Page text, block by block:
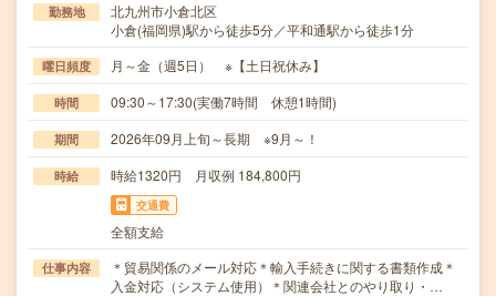
勤務地
北九州市小倉北区
小倉(福岡県)駅から徒歩5分／平和通駅から徒歩1分
曜日頻度 月～金（週5日） ※【土日祝休み】
時間 09:30～17:30(実働7時間 休憩1時間)
期間 2026年09月上旬～長期 ※9月～！
時給 時給1320円 月収例 184,800円
交通費
全額支給
仕事内容
＊貿易関係のメール対応＊輸入手続きに関する書類作成＊
入金対応（システム使用）＊関連会社とのやり取り・…